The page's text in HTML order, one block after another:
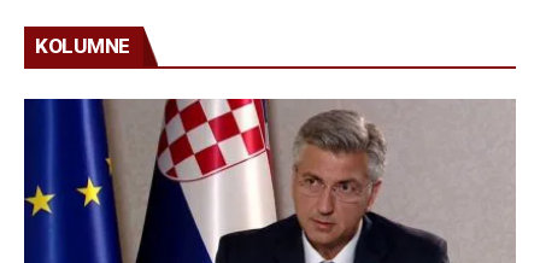
KOLUMNE